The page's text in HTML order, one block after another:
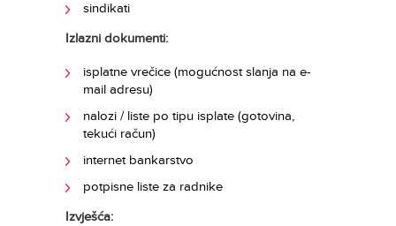
sindikati
Izlazni dokumenti:
isplatne vrečice (mogućnost slanja na e-
mail adresu)
nalozi / liste po tipu isplate (gotovina,
tekući račun)
internet bankarstvo
potpisne liste za radnike
Izvješća: